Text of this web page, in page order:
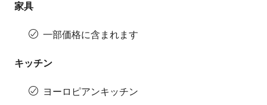
家具
一部価格に含まれます
キッチン
ヨーロピアンキッチン